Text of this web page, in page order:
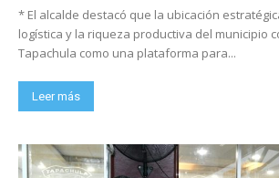
* El alcalde destacó que la ubicación
logística y la riqueza productiva del municipio
Tapachula como una plataforma para...
Leer más